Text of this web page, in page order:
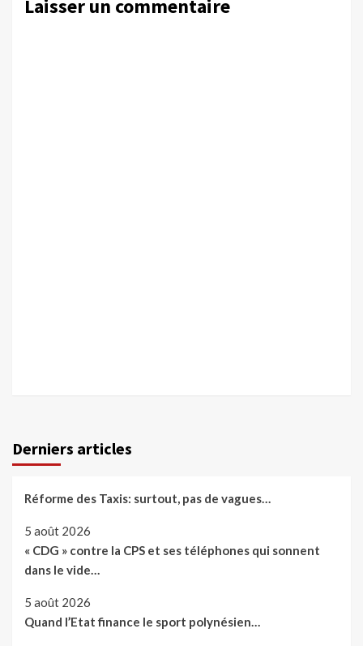
Laisser un commentaire
Derniers articles
Réforme des Taxis: surtout, pas de vagues…
5 août 2026
« CDG » contre la CPS et ses téléphones qui sonnent
dans le vide…
5 août 2026
Quand l’Etat finance le sport polynésien…